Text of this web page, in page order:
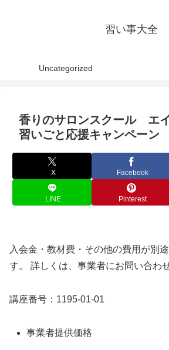
習い事大全
Uncategorized
香りのサロンスクール エ
習いごと応援キャンペーン
X Facebook
LINE Pinterest
入会金・教材費・その他の費用が別
す。 詳しくは、事業者にお問い合わ
講座番号：1195-01-01
事業者提供価格